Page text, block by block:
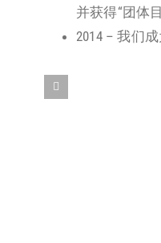
并获得“团体
2014 – 我们